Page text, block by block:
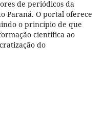
de periódicos da
Paraná. O portal oferece
o princípio de que
científica ao
do